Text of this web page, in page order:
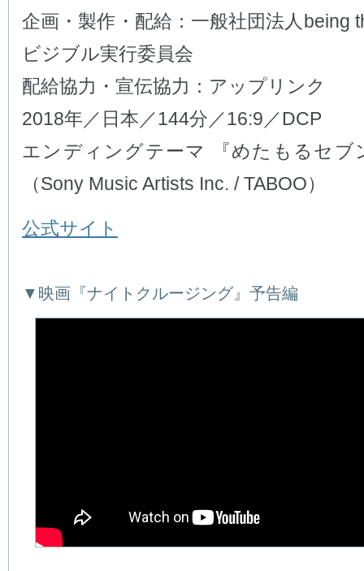
企画・製作・配給：一般社団法人being
ビジブル実行委員会
配給協力・宣伝協力：アップリンク
2018年／日本／144分／16:9／DCP
エンディングテーマ 『めたもるセブ
（Sony Music Artists Inc. / TABOO）
公式サイト
▼映画『ナイトクルージング』予告編